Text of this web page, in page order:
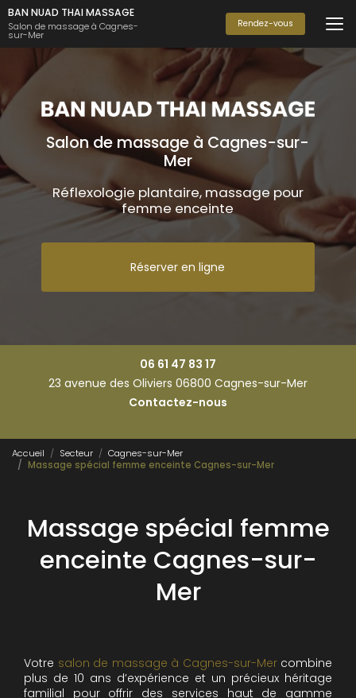
Aller
au
contenu
principal
BAN NUAD THAI MASSAGE
Salon de massage à Cagnes-
sur-Mer
Rendez-vous
Salon de massage à Cagnes-sur-
Mer
Réflexologie plantaire, massage pour
femme enceinte
Réserver en ligne
06 61 47 83 17
23 avenue des Oliviers 06800 Cagnes-sur-Mer
Contactez-nous
Accueil Secteur
Cagnes-sur-Mer
Massage spécial femme enceinte Cagnes-sur-Mer
Massage spécial femme
enceinte Cagnes-sur-
Mer
Votre salon de massage à Cagnes-sur-Mercombine
plus de 10 ans d’expérience et un précieux héritage
familial pour offrir des services haut de gamme